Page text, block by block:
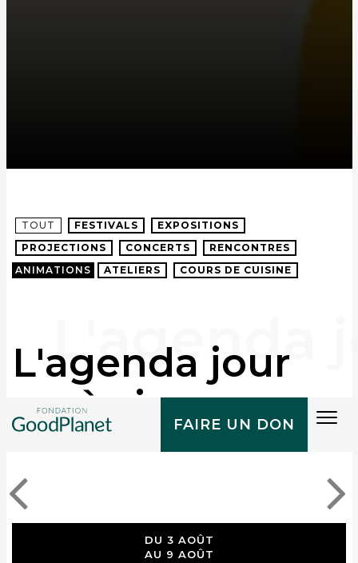
FAIRE UN DON
TOUT FESTIVALS
EXPOSITIONS
PROJECTIONS
CONCERTS
RENCONTRES
ANIMATIONS
ATELIERS COURS DE CUISINE
L'agenda jour
après jour
DU 3 AOÛT
AU 9 AOÛT